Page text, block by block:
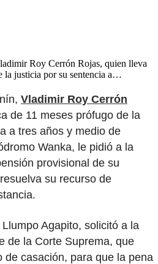
Roy Cerrón Rojas, quien lleva
la justicia por su sentencia a…
Vladimir Roy Cerrón
de 11 meses prófugo de la
a tres años y medio de
Wanka, le pidió a la
provisional de su
su recurso de
Agapito, solicitó a la
de la Corte Suprema, que
de casación, para que la pena